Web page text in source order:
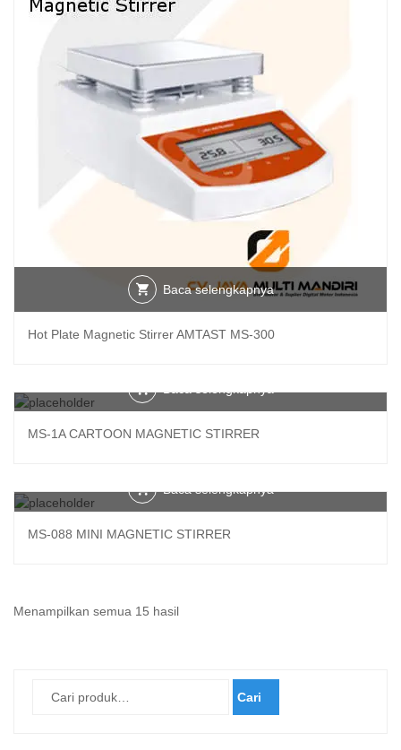
Baca selengkapnya
Hot Plate Magnetic Stirrer AMTAST MS-300
Baca selengkapnya
MS-1A CARTOON MAGNETIC STIRRER
Baca selengkapnya
MS-088 MINI MAGNETIC STIRRER
Menampilkan semua 15 hasilDiurutkan
Cari